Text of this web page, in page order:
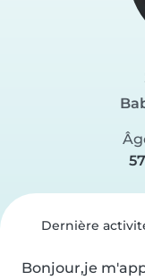
57
Dernière
Bonjour,je